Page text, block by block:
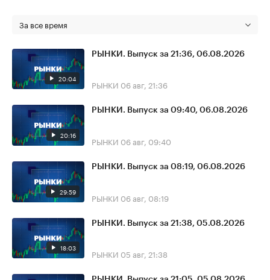
За все время
20:04
РЫНКИ. Выпуск за 21:36, 06.08.2026
РЫНКИ 06 авг, 21:36
20:16
РЫНКИ. Выпуск за 09:40, 06.08.2026
РЫНКИ 06 авг, 09:40
29:59
РЫНКИ. Выпуск за 08:19, 06.08.2026
РЫНКИ 06 авг, 08:19
18:03
РЫНКИ. Выпуск за 21:38, 05.08.2026
РЫНКИ 05 авг, 21:38